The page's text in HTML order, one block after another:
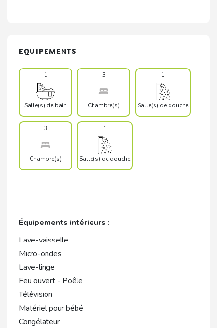
EQUIPEMENTS
1
Salle(s) de bain
3
Chambre(s)
1
Salle(s) de douche
3
Chambre(s)
1
Salle(s) de douche
Équipements intérieurs :
Lave-vaisselle
Micro-ondes
Lave-linge
Feu ouvert - Poêle
Télévision
Matériel pour bébé
Congélateur